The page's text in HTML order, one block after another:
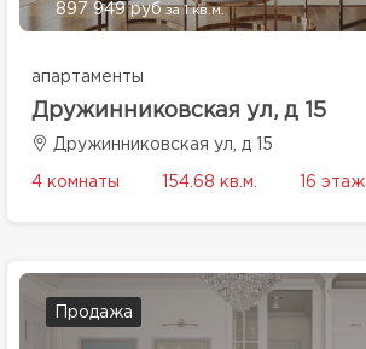
897 949 рубза 1 кв.м.
апартаменты
Дружинниковская ул, д 15
Дружинниковская ул, д 15
4 комнаты 154.68 кв.м. 16 этаж
Продажа